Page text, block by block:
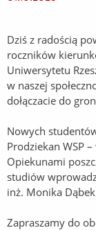
Dziś z radością
roczników
Uniwersytetu
w naszej
dołączacie do
Nowych
Prodziekan WSP
Opiekunami
studiów
inż. Monika
Zapraszamy do